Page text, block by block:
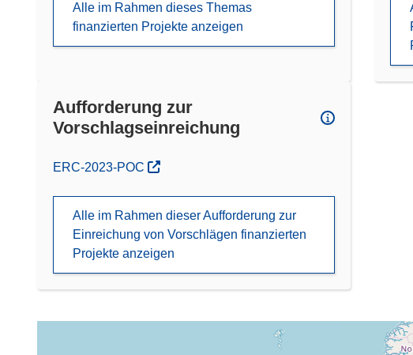
Alle im Rahmen dieses Themas
finanzierten Projekte anzeigen
Aufforderung zur
Vorschlagseinreichung
(öffnet in neuem Fenster)
ERC-2023-POC
Alle im Rahmen dieser Aufforderung zur
Einreichung von Vorschlägen finanzierten
Projekte anzeigen